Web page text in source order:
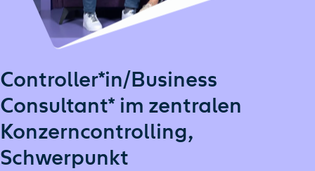
Controller*in/Business
Consultant* im zentralen
Konzerncontrolling,
Schwerpunkt